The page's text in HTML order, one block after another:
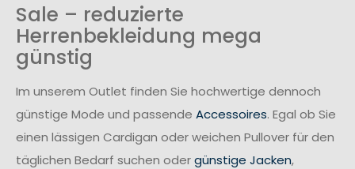
Sale – reduzierte
Herrenbekleidung mega
günstig
Im unserem Outlet finden Sie hochwertige dennoch
günstige Mode und passende Accessoires. Egal ob Sie
einen lässigen Cardigan oder weichen Pullover für den
täglichen Bedarf suchen odergünstige Jacken,